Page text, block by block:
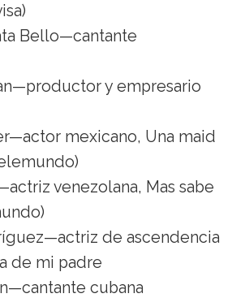
Bello—cantante
y empresario
mexicano, Una maid
venezolana, Mas sabe
de ascendencia
de mi padre
cubana